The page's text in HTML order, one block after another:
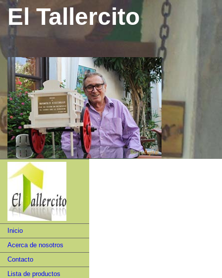
El Tallercito
Inicio
Acerca de nosotros
Contacto
Lista de productos